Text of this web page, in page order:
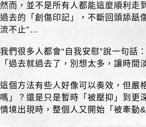
然而，並不是所有人都能這麼順利走
過去的「創傷印記」，不斷回頭舔舐
流不止”…
我們很多人都會“自我安慰”說一句話
「過去就過去了，別想太多，讓時
這個方法有些人好像可以奏效，但嚴
嗎」？還是只是暫時「被壓抑」到更
情境出現時，整個人又開始「被牽動